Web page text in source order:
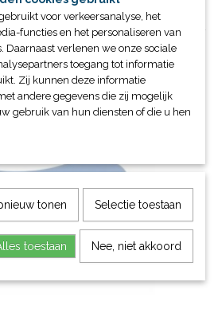
voor verkeersanalyse, het
functies en het personaliseren van
Daarnaast verlenen we onze sociale
toegang tot informatie
Zij kunnen deze informatie
andere gegevens die zij mogelijk
gebruik van hun diensten of die u hen
tonen Selectie toestaan
toestaan Nee, niet akkoord